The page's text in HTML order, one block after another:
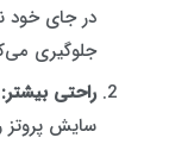
در جای خود
جلوگیری
راحتی بیشتر:
سایش